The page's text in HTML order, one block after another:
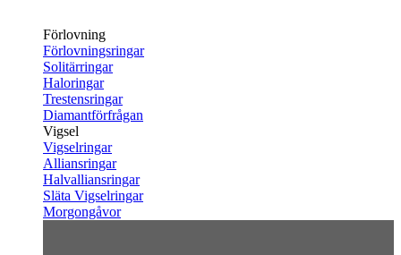
Förlovning
Förlovningsringar
Solitärringar
Haloringar
Trestensringar
Diamantförfrågan
Vigsel
Vigselringar
Alliansringar
Halvalliansringar
Släta Vigselringar
Morgongåvor